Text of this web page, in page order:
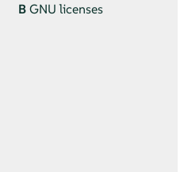
BGNU licenses